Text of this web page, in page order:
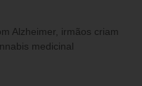
Alzheimer, irmãos criam
medicinal